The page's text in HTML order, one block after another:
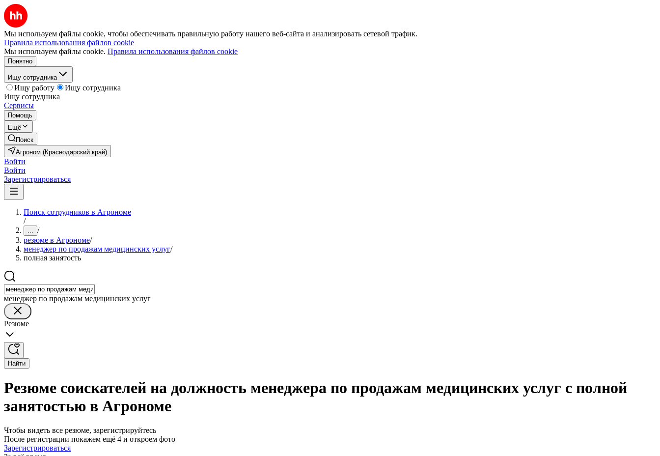
Мы используем файлы cookie, чтобы обеспечивать правильную работу нашего веб-сайта и анализировать сетевой трафик.
Правила использования файлов cookie
Мы используем файлы cookie. Правила использования файлов cookie
Понятно
Ищу сотрудника
Ищу работу
Ищу сотрудника
Ищу сотрудника
Сервисы
Помощь
Ещё
Поиск
Агроном (Краснодарский край)
Войти
Войти
Зарегистрироваться
Поиск сотрудников в Агрономе
/
... /
резюме в Агрономе/
менеджер по продажам медицинских услуг/
полная занятость
менеджер по продажам медицинских услуг
Резюме
Найти
Резюме соискателей на должность менеджера по продажам медицинских услуг с полной
занятостью в Агрономе
Чтобы видеть все резюме, зарегистрируйтесь
После регистрации покажем ещё 4 и откроем фото
Зарегистрироваться